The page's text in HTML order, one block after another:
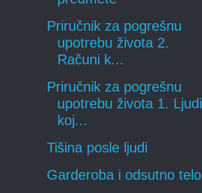
Priručnik za pogrešnu
upotrebu života 2.
Računi k...
Priručnik za pogrešnu
upotrebu života 1. Ljudi
koj...
Tišina posle ljudi
Garderoba i odsutno telo